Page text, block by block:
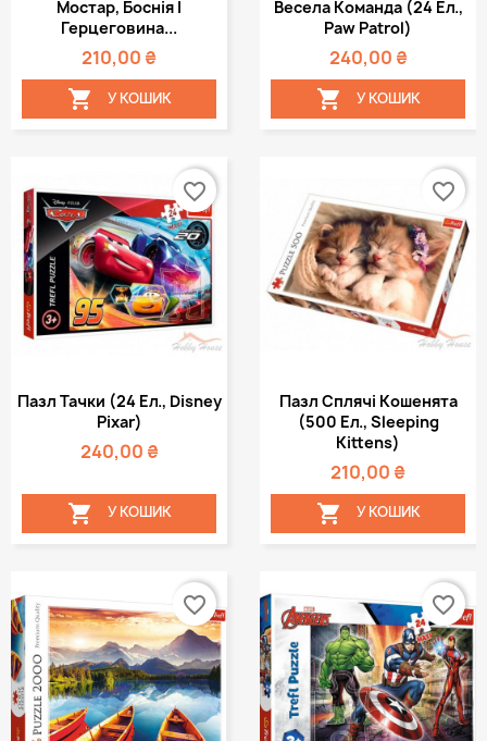
Мостар, Боснія І
Герцеговина...
210,00 ₴
 У КОШИК
Весела Команда (24 Ел.,
Paw Patrol)
240,00 ₴
 У КОШИК
Пазл Тачки (24 Ел., Disney
Pixar)
240,00 ₴
 У КОШИК
favorite_border
Пазл Сплячі Кошенята
(500 Ел., Sleeping
Kittens)
210,00 ₴
 У КОШИК
favorite_border
favorite_border favorite_border